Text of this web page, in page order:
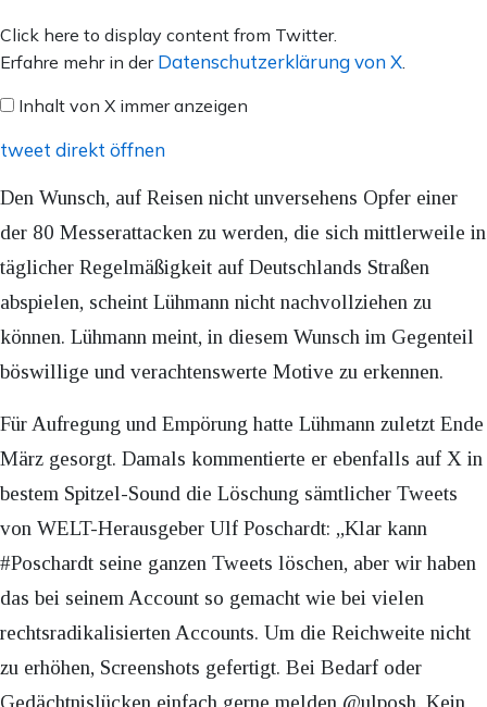
Inhalt
von
anzeigen
Click here to display content from Twitter.
Erfahre mehr in der Datenschutzerklärung von X
Inhalt von X immer anzeigen
tweet direkt öffnen
Den Wunsch, auf Reisen nicht unversehens Opfer einer
der 80 Messerattacken zu werden, die sich mittlerweile in
täglicher Regelmäßigkeit auf Deutschlands Straßen
abspielen, scheint Lühmann nicht nachvollziehen zu
können. Lühmann meint, in diesem Wunsch im Gegenteil
böswillige und verachtenswerte Motive zu erkennen.
Für Aufregung und Empörung hatte Lühmann zuletzt Ende
März gesorgt. Damals kommentierte er ebenfalls auf X in
bestem Spitzel-Sound die Löschung sämtlicher Tweets
von WELT-Herausgeber Ulf Poschardt: „Klar kann
#Poschardt seine ganzen Tweets löschen, aber wir haben
das bei seinem Account so gemacht wie bei vielen
rechtsradikalisierten Accounts. Um die Reichweite nicht
zu erhöhen, Screenshots gefertigt. Bei Bedarf oder
Gedächtnislücken einfach gerne melden @ulposh. Kein